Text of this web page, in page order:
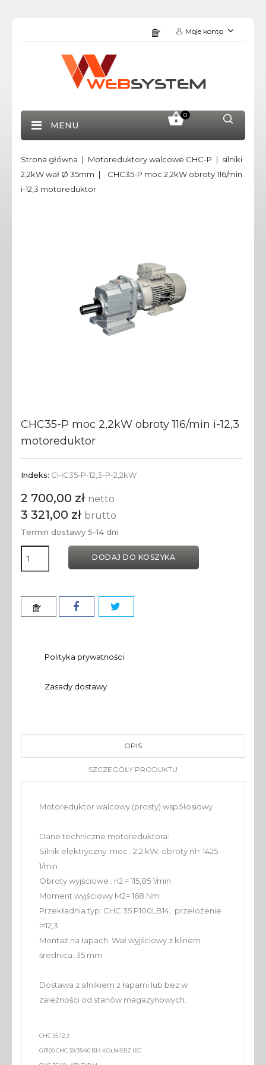
Moje konto
0
MENU
Strona główna Motoreduktory walcowe CHC-P
silniki
2,2kW wał Ø 35mm
CHC35-P moc 2,2kW obroty 116/min
i-12,3 motoreduktor
CHC35-P moc 2,2kW obroty 116/min i-12,3
motoreduktor
Indeks: CHC35-P-12,3-P-2,2kW
2 700,00 zł netto
3 321,00 zł brutto
Termin dostawy 5-14 dni
DODAJ DO KOSZYKA
Polityka prywatności
Zasady dostawy
OPIS
SZCZEGÓŁY PRODUKTU
Motoreduktor walcowy (prosty) współosiowy.
Dane techniczne motoreduktora:
Silnik elektryczny: moc : 2,2 kW; obroty n1= 1425
1/min
Obroty wyjściowe : n2 = 115,85 1/min
Moment wyjściowy M2= 168 Nm
Przekładnia typ: CHC 35 P100LB14; przełożenie
i=12,3
Montaż na łapach. Wał wyjściowy z klinem
średnica: 35 mm
Dostawa z silnikiem z łapami lub bez w
zależności od stanów magazynowych.
CHC 35-12,3
GR100 CHC 30/35/40 B14 KOŁNIERZ IEC